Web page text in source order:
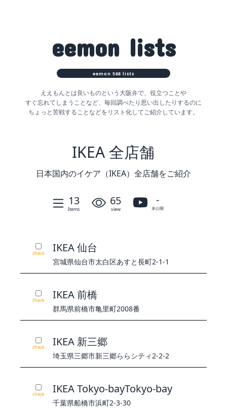
eemon lists
eemon 568 lists
ええもんとは良いものという大阪弁で、役立つことや
すぐ忘れてしまうことなど、 毎回調べたり思い出したりするのに
ちょっと苦戦することなどをリスト化してご紹介しています。
IKEA 全店舗
日本国内のイケア（IKEA）全店舗をご紹介
13
Items
65
view
-
未公開
check IKEA 仙台
宮城県仙台市太白区あすと長町2-1-1
check IKEA 前橋
群馬県前橋市亀里町2008番
check IKEA 新三郷
埼玉県三郷市新三郷ららシティ2-2-2
check IKEA Tokyo-bayTokyo-bay
千葉県船橋市浜町2-3-30